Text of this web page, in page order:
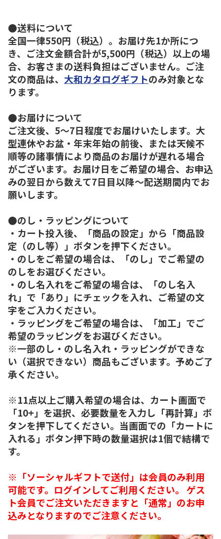
●送料について
全国一律550円（税込）。お届け先1か所につ
き、ご注文金額合計が5,500円（税込）以上の場
合、お客さまの送料負担はございません。ご注
文の商品は、 大和カタログギフトのみ対象とな
ります。
●お届けについて
ご注文後、5～7日程度でお届けいたします。大
型連休やお盆・年末年始の前後、または天候不
順等の諸事情により商品のお届けが遅れる場合
がございます。お届け日をご希望の場合、お申込
みの翌日から数えて7日目以降～配送期間内でお
願いします。
●のし・ラッピングについて
・カート投入後、「商品の設定」から「商品設
定（のし等）」ボタンを押下ください。
・のしをご希望の場合は、「のし」でご希望の
のしをお選びください。
・のし名入れをご希望の場合は、「のし名入
れ」で「あり」にチェックを入れ、ご希望の文
字をご入力ください。
・ラッピングをご希望の場合は、「加工」でご
希望のラッピングをお選びください。
※一部のし・のし名入れ・ラッピングができな
い（選択できない）商品もございます。予めご了
承ください。
※11点以上ご購入希望の場合は、カート画面で
「10+」を選択、必要数量を入力し「再計算」ボ
タンを押下してください。当画面での「カートに
入れる」ボタン押下時の数量選択は1個で結構で
す。
※「ソーシャルギフトで送付」は会員のみ利用
可能です。ログインしてご利用ください。 ゲス
ト会員でご注文いただきますと「通常」のお申
込みとなりますのでご注意ください。